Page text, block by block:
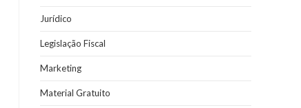
Jurídico
Legislação Fiscal
Marketing
Material Gratuito